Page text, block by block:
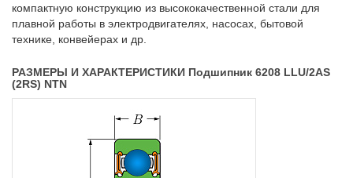
компактную конструкцию из высококачественной стали для
плавной работы в электродвигателях, насосах, бытовой
технике, конвейерах и др.
РАЗМЕРЫ И ХАРАКТЕРИСТИКИ Подшипник 6208 LLU/2AS
(2RS) NTN